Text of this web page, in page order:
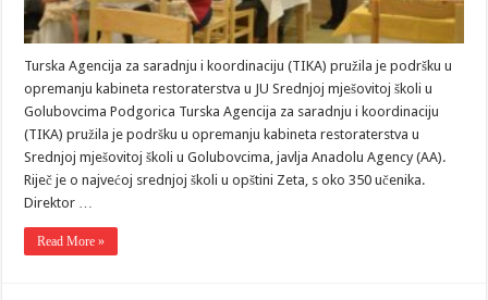
Turska Agencija za saradnju i koordinaciju (TIKA) pružila je podršku u
opremanju kabineta restoraterstva u JU Srednjoj mješovitoj školi u
Golubovcima Podgorica Turska Agencija za saradnju i koordinaciju
(TIKA) pružila je podršku u opremanju kabineta restoraterstva u
Srednjoj mješovitoj školi u Golubovcima, javlja Anadolu Agency (AA).
Riječ je o najvećoj srednjoj školi u opštini Zeta, s oko 350 učenika.
Direktor …
Read More »